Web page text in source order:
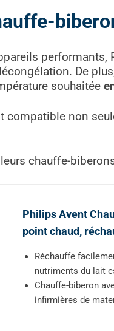
De
souhaitée
compatible non
chauffe-
Philips Avent
point chaud,
Réchauffe
nutriments du lait
Chauffe-biberon
infirmières de